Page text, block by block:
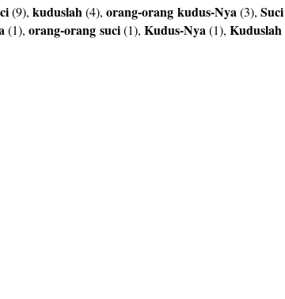
(9), kuduslah(4), orang-orang kudus-Nya(3), Suci
(1), orang-orang suci(1), Kudus-Nya(1), Kuduslah